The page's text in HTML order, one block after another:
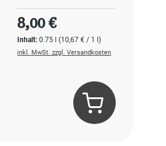
Inhalt:0.75 l(10,67 € / 1 l)
Regulärer Preis:
8,00 €
inkl. MwSt. zzgl. Versandkosten